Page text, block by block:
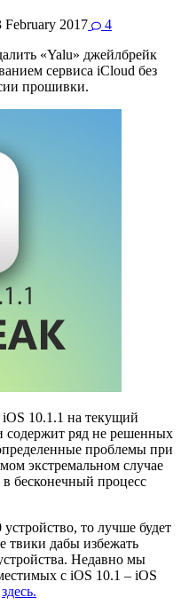
February 2017
4
«Yalu» джейлбрейк
сервиса iCloud без
прошивки.
10.1.1 на текущий
содержит ряд не решенных
проблемы при
экстремальном случае
бесконечный процесс
то лучше будет
твики дабы избежать
Недавно мы
с iOS 10.1 – iOS
здесь.